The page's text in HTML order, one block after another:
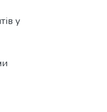
у